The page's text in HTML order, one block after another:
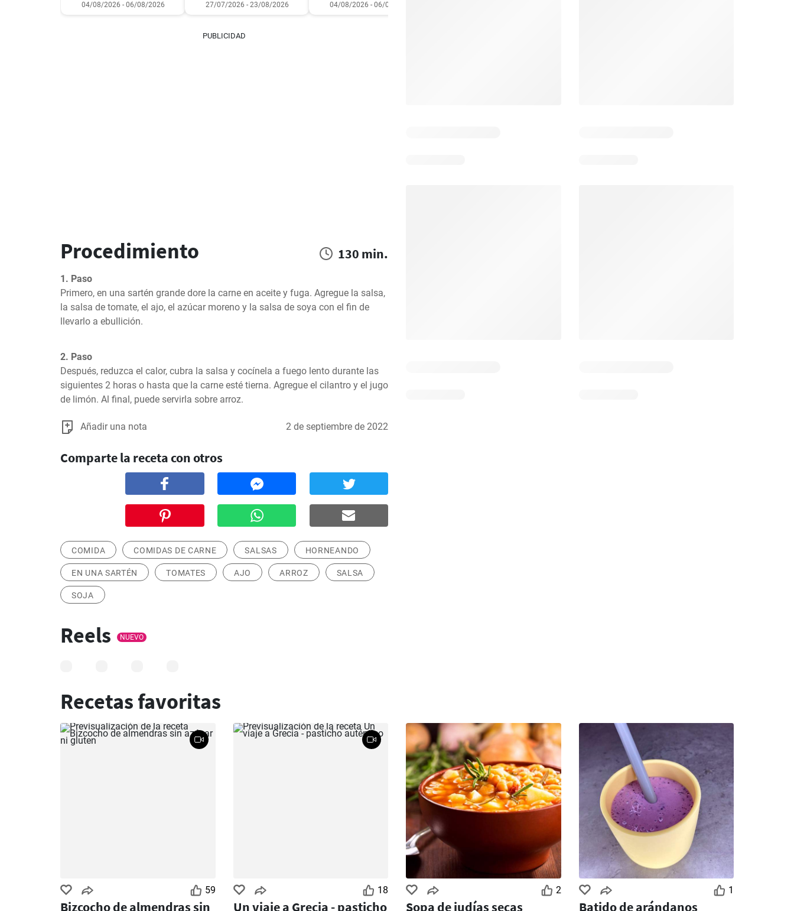
04/08/2026 - 06/08/2026 27/07/2026 - 23/08/2026 04/08/2026 - 06/08/2026
PUBLICIDAD
Procedimiento 130 min.
1. Paso
Primero, en una sartén grande dore la carne en aceite y fuga. Agregue la salsa,
la salsa de tomate, el ajo, el azúcar moreno y la salsa de soya con el fin de
llevarlo a ebullición.
2. Paso
Después, reduzca el calor, cubra la salsa y cocínela a fuego lento durante las
siguientes 2 horas o hasta que la carne esté tierna. Agregue el cilantro y el jugo
de limón. Al final, puede servirla sobre arroz.
Añadir una nota 2 de septiembre de 2022
Comparte la receta con otros
COMIDA COMIDAS DE CARNE SALSAS HORNEANDO
EN UNA SARTÉN TOMATES AJO ARROZ SALSA
SOJA
Reels NUEVO
Recetas favoritas
59
Bizcocho de almendras sin
18
Un viaje a Grecia - pasticho
2
Sopa de judías secas
1
Batido de arándanos